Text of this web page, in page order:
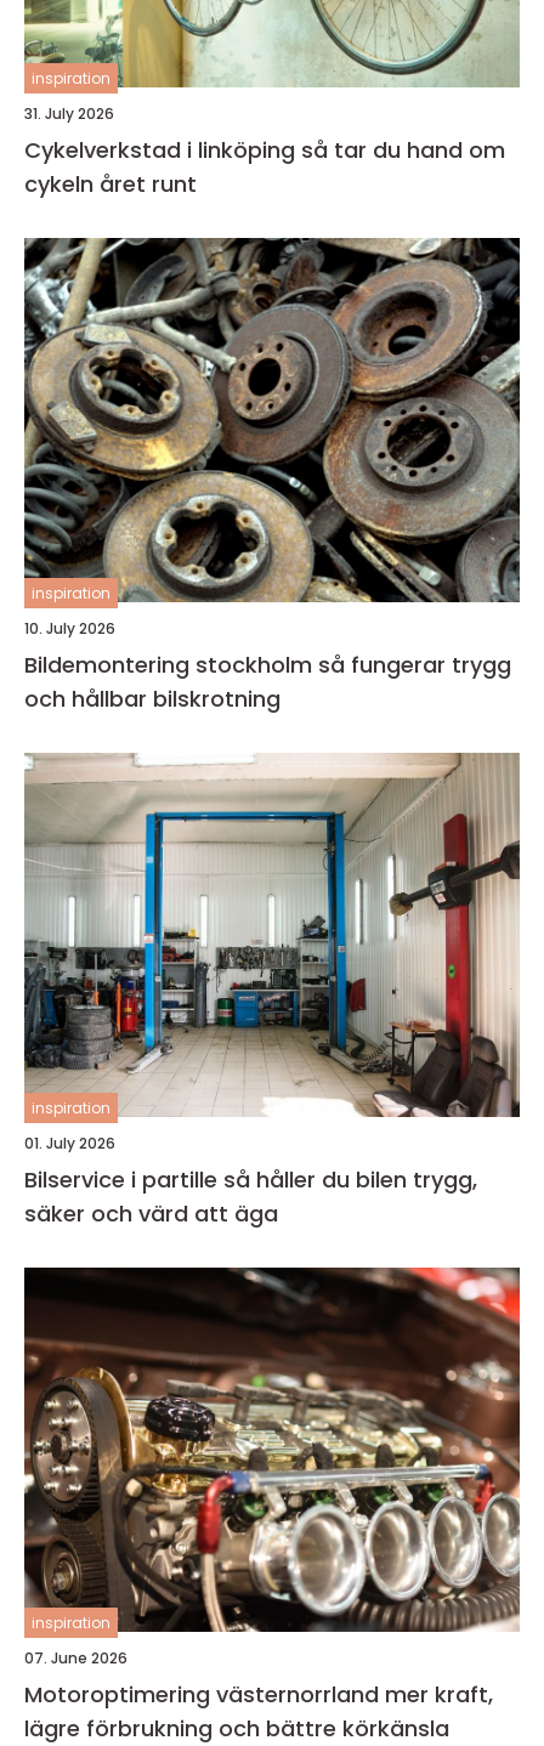
inspiration
31. July 2026
Cykelverkstad i linköping så tar du hand om
cykeln året runt
inspiration
10. July 2026
Bildemontering stockholm så fungerar trygg
och hållbar bilskrotning
inspiration
01. July 2026
Bilservice i partille så håller du bilen trygg,
säker och värd att äga
inspiration
07. June 2026
Motoroptimering västernorrland mer kraft,
lägre förbrukning och bättre körkänsla